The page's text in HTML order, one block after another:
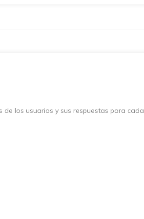
los usuarios y sus respuestas para cada